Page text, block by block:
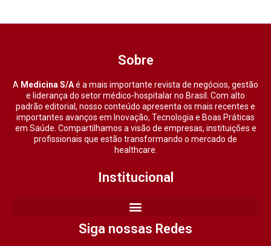
Sobre
A Medicina S/Aé a mais importante revista de negócios, gestão
e liderança do setor médico-hospitalar no Brasil. Com alto
padrão editorial, nosso conteúdo apresenta os mais recentes e
importantes avanços em Inovação, Tecnologia e Boas Práticas
em Saúde. Compartilhamos a visão de empresas, instituições e
profissionais que estão transformando o mercado de
healthcare.
Institucional
Siga nossas Redes